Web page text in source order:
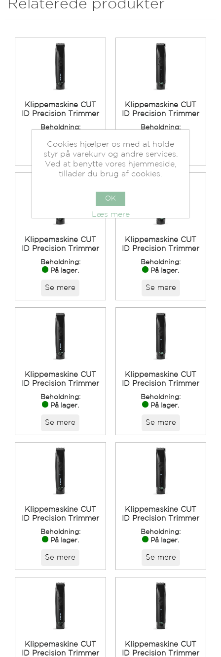
Relaterede produkter
Klippemaskine CUT
ID Precision Trimmer
Beholdning:
Se mere
Klippemaskine CUT
ID Precision Trimmer
Beholdning:
Se mere
Klippemaskine CUT
ID Precision Trimmer
Beholdning:
På lager.
Se mere
Klippemaskine CUT
ID Precision Trimmer
Beholdning:
På lager.
Se mere
Klippemaskine CUT
ID Precision Trimmer
Beholdning:
På lager.
Se mere
Klippemaskine CUT
ID Precision Trimmer
Beholdning:
På lager.
Se mere
Klippemaskine CUT
ID Precision Trimmer
Beholdning:
På lager.
Se mere
Klippemaskine CUT
ID Precision Trimmer
Beholdning:
På lager.
Se mere
Klippemaskine CUT
ID Precision Trimmer
Klippemaskine CUT
ID Precision Trimmer
Cookies hjælper os med at holde
styr på varekurv og andre services.
Ved at benytte vores hjemmeside,
tillader du brug af cookies.
OK
Læs mere